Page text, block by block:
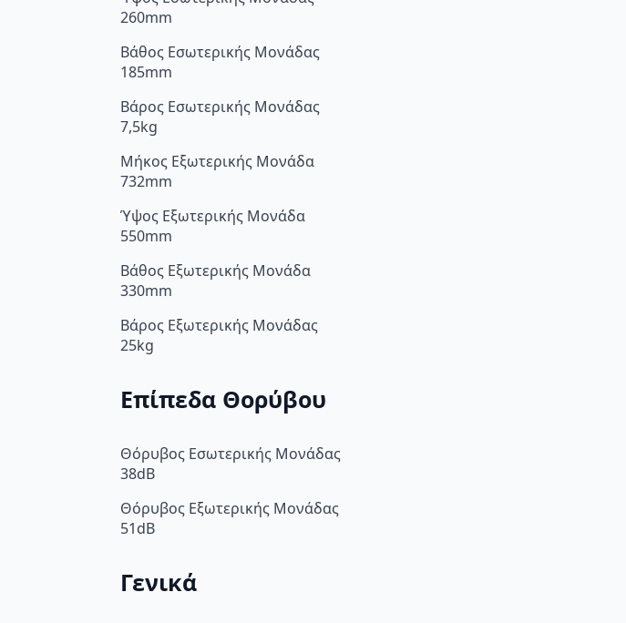
260mm
Βάθος Εσωτερικής Μονάδας
185mm
Βάρος Εσωτερικής Μονάδας
7,5kg
Μήκος Εξωτερικής Μονάδα
732mm
Ύψος Εξωτερικής Μονάδα
550mm
Βάθος Εξωτερικής Μονάδα
330mm
Βάρος Εξωτερικής Μονάδας
25kg
Επίπεδα Θορύβου
Θόρυβος Εσωτερικής Μονάδας
38dB
Θόρυβος Εξωτερικής Μονάδας
51dB
Γενικά